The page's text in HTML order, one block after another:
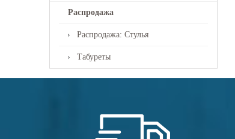
Распродажа
Распродажа: Стулья
Табуреты